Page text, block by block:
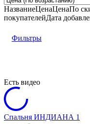
НазваниеЦенаЦенаПо
покупателейДата
Фильтры
Есть видео
Спальня ИНДИАНА 1